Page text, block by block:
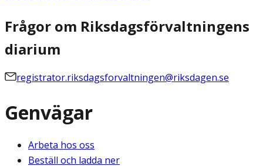
Frågor om Riksdagsförvaltningens
diarium
registrator.riksdagsforvaltningen@riksdagen.se
Genvägar
Arbeta hos oss
Beställ och ladda ner